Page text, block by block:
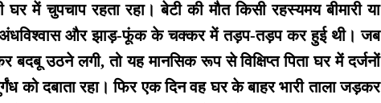
में चुपचाप रहता रहा। बेटी की मौत किसी रहस्यमय बीमारी या
अंधविश्वास और झाड़-फूंक के चक्कर में तड़प-तड़प कर हुई थी। जब
उठने लगी, तो यह मानसिक रूप से विक्षिप्त पिता घर में दर्जनों
को दबाता रहा। फिर एक दिन वह घर के बाहर भारी ताला जड़कर